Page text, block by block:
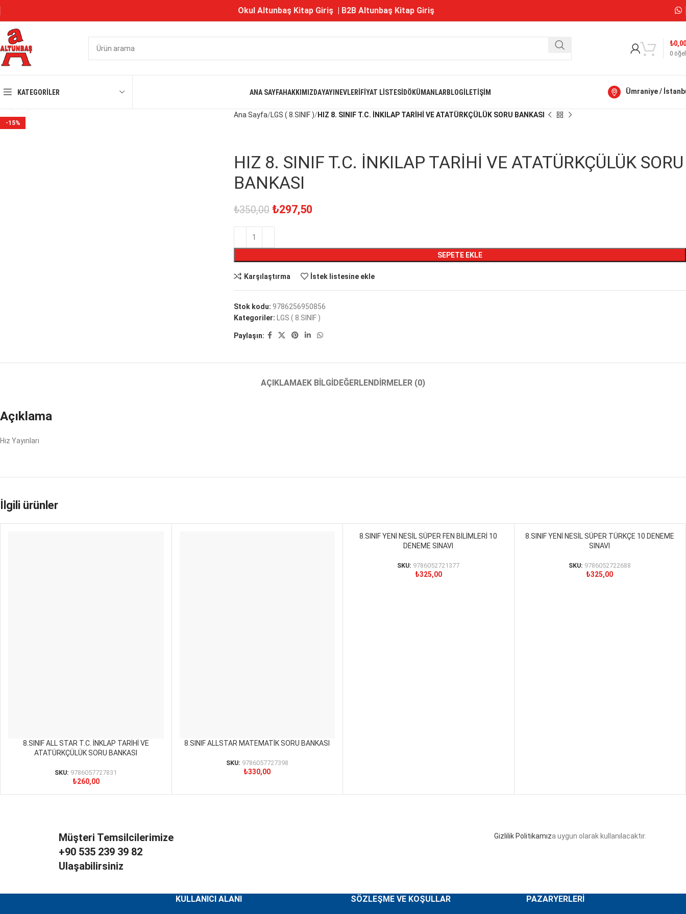
Okul Altunbaş Kitap Giriş| B2B Altunbaş Kitap Giriş
0
₺0,00
KATEGORILER ANA SAYFAHAKKIMIZDAYAYINEVLERIFIYAT LISTESIDÖKÜMANLARBLOGİLETIŞIM Ümraniye /
-15%
Ana Sayfa LGS ( 8.SINIF ) HIZ 8. SINIF T.C. İNKILAP TARİHİ VE ATATÜRKÇÜLÜK SORU BANKASI
HIZ 8. SINIF T.C. İNKILAP TARİHİ VE ATATÜRKÇÜLÜK SORU
BANKASI
₺350,00 ₺297,50
SEPETE EKLE
Karşılaştırma İstek listesine ekle
Stok kodu: 9786256950856
Kategoriler:
LGS ( 8.SINIF )
Paylaşın:
AÇIKLAMAEK BILGIDEĞERLENDIRMELER (0)
Açıklama
Hız Yayınları
İlgili ürünler
SEPETE EKLE
8.SINIF ALL STAR T.C. İNKLAP TARİHİ VE
ATATÜRKÇÜLÜK SORU BANKASI
SKU: 9786057727831
₺260,00
SEPETE EKLE
8.SINIF ALLSTAR MATEMATİK SORU BANKASI
SKU: 9786057727398
₺330,00
SEPETE EKLE
8.SINIF YENİ NESİL SÜPER FEN BİLİMLERİ 10
DENEME SINAVI
SKU: 9786052721377
₺325,00
SEPETE EKLE
8.SINIF YENİ NESİL SÜPER TÜRKÇE 10 DENEME
SINAVI
SKU: 9786052722688
₺325,00
Müşteri Temsilcilerimize
+90 535 239 39 82
Ulaşabilirsiniz
Gizlilik Politikamıza uygun olarak kullanılacaktır.
KULLANICI ALANI SÖZLEŞME VE KOŞULLAR PAZARYERLERI